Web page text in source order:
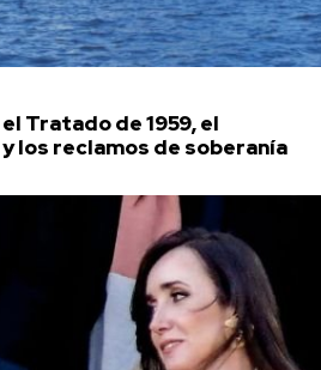
Tratado de 1959, el
los reclamos de soberanía